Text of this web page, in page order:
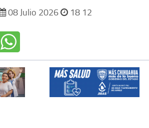
08 Julio 2026 18 12